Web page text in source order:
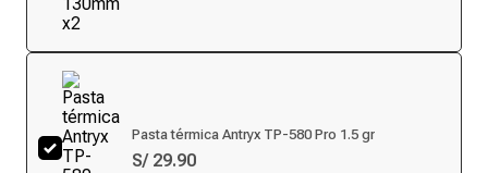
Pasta térmica Antryx TP-580 Pro 1.5 gr
S/ 29.90